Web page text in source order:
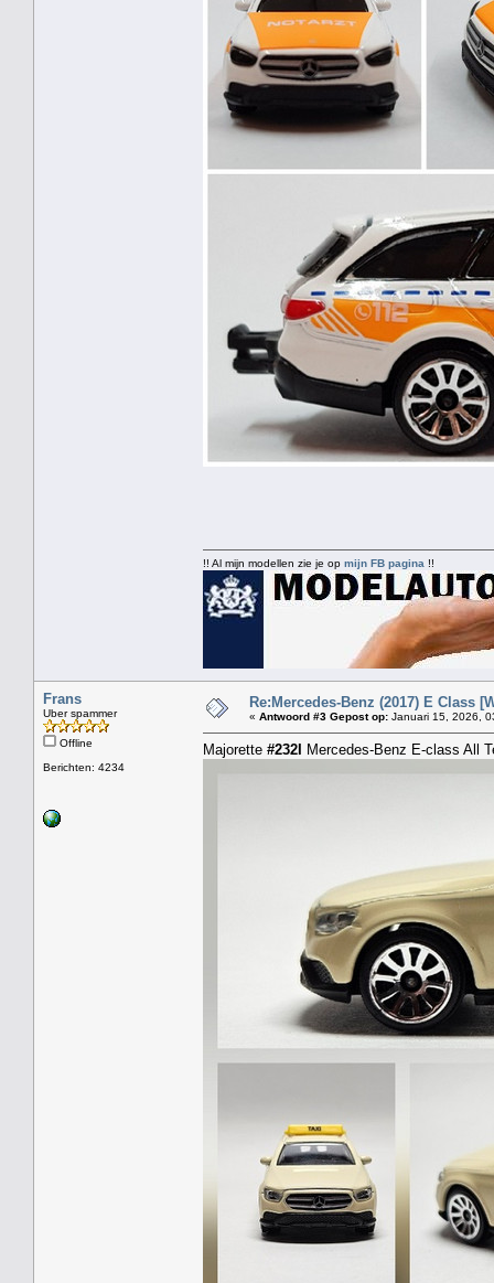
!! Al mijn modellen zie je op mijn FB pagina !!
Frans
Uber spammer
Offline
Berichten: 4234
Re:Mercedes-Benz (2017) E Class
« Antwoord #3 Gepost op: Januari 15, 2026,
Majorette #232I Mercedes-Benz E-class All